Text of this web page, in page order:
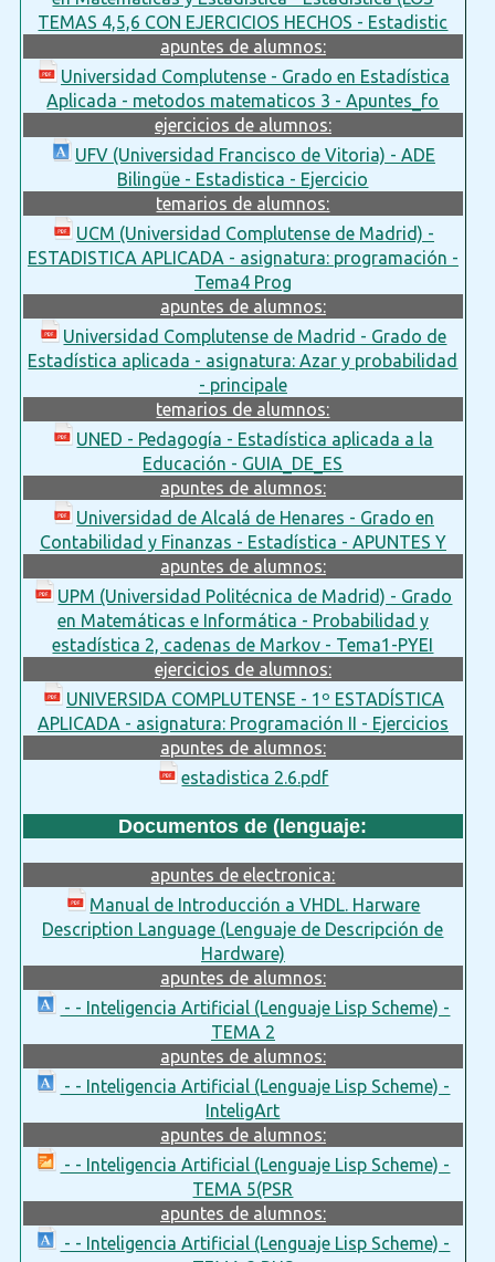
TEMAS 4,5,6 CON EJERCICIOS HECHOS - Estadistic
apuntes de alumnos:
Universidad Complutense - Grado en Estadística
Aplicada - metodos matematicos 3 - Apuntes_fo
ejercicios de alumnos:
UFV (Universidad Francisco de Vitoria) - ADE
Bilingüe - Estadistica - Ejercicio
temarios de alumnos:
UCM (Universidad Complutense de Madrid) -
ESTADISTICA APLICADA - asignatura: programación -
Tema4 Prog
apuntes de alumnos:
Universidad Complutense de Madrid - Grado de
Estadística aplicada - asignatura: Azar y probabilidad
- principale
temarios de alumnos:
UNED - Pedagogía - Estadística aplicada a la
Educación - GUIA_DE_ES
apuntes de alumnos:
Universidad de Alcalá de Henares - Grado en
Contabilidad y Finanzas - Estadística - APUNTES Y
apuntes de alumnos:
UPM (Universidad Politécnica de Madrid) - Grado
en Matemáticas e Informática - Probabilidad y
estadística 2, cadenas de Markov - Tema1-PYEI
ejercicios de alumnos:
UNIVERSIDA COMPLUTENSE - 1º ESTADÍSTICA
APLICADA - asignatura: Programación II - Ejercicios
apuntes de alumnos:
estadistica 2.6.pdf
Documentos de (lenguaje:
apuntes de electronica:
Manual de Introducción a VHDL. Harware
Description Language (Lenguaje de Descripción de
Hardware)
apuntes de alumnos:
- - Inteligencia Artificial (Lenguaje Lisp Scheme) -
TEMA 2
apuntes de alumnos:
- - Inteligencia Artificial (Lenguaje Lisp Scheme) -
InteligArt
apuntes de alumnos:
- - Inteligencia Artificial (Lenguaje Lisp Scheme) -
TEMA 5(PSR
apuntes de alumnos:
- - Inteligencia Artificial (Lenguaje Lisp Scheme) -